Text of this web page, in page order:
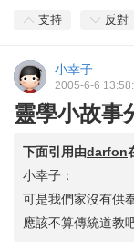
支持 反對
小幸子
2005-6-6
靈學小故事
下面引用由darfon
小幸子：
可是我們家沒有供
應該不算傳統道教